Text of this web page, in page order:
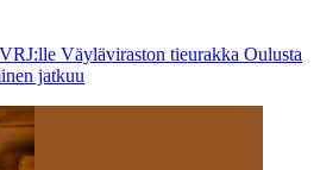
Väyläviraston tieurakka Oulusta
jatkuu